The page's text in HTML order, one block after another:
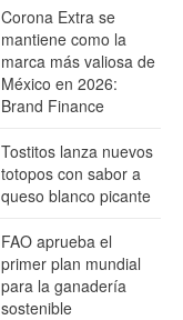
Corona Extra se
mantiene como la
marca más valiosa de
México en 2026:
Brand Finance
Tostitos lanza nuevos
totopos con sabor a
queso blanco picante
FAO aprueba el
primer plan mundial
para la ganadería
sostenible